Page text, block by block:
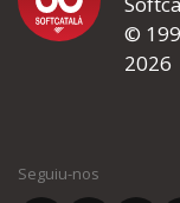
Si heu trobat un
quina és la
©
2026
Seguiu-nos